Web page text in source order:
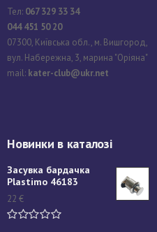
Тел: 067 329 33 34
044 451 50 20
07300, Київська обл., м. Вишгород,
вул. Набережна, 3, марина "Оріяна"
mail: kater-club@ukr.net
Новинки в каталозі
Засувка бардачка
Plastimo 46183
22 €